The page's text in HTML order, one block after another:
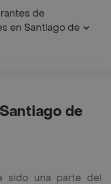
de
en Santiago de
de
sido una parte del